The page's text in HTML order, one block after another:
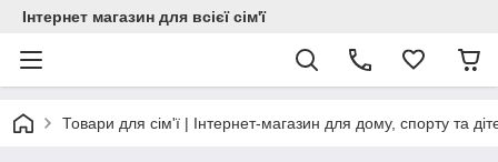
Інтернет магазин для всієї сім'ї
Товари для сім'ї | Інтернет-магазин для дому, спорту та